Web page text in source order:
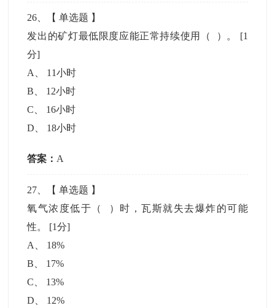
26 、【单选题 】
发出的矿灯最低限度应能正常持续使用（ ）。 [1
分]
A
11小时
B
12小时
C
16小时
D
18小时
答案： A
27 、【单选题 】
氧气浓度低于（ ）时，瓦斯就失去爆炸的可能
性。 [1分]
A
18%
B
17%
C
13%
D
12%